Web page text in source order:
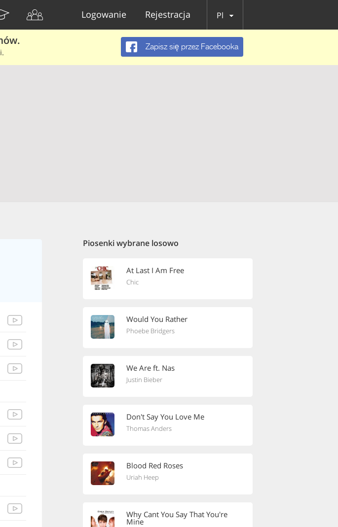
Logowanie Rejestracja Pl
Zapisz się przez Facebooka
Piosenki wybrane losowo
At Last I Am Free
Chic
Would You Rather
Phoebe Bridgers
We Are ft. Nas
Justin Bieber
Don't Say You Love Me
Thomas Anders
Blood Red Roses
Uriah Heep
Why Cant You Say That You're
Mine